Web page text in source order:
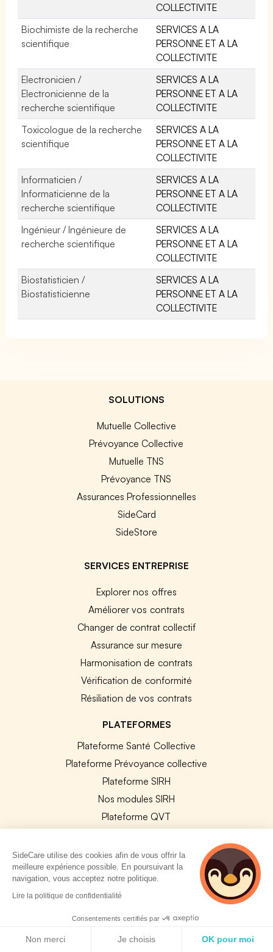
COLLECTIVITE
Biochimiste de la recherche
scientifique
SERVICES A LA
PERSONNE ET A LA
COLLECTIVITE
Electronicien /
Electronicienne de la
recherche scientifique
SERVICES A LA
PERSONNE ET A LA
COLLECTIVITE
Toxicologue de la recherche
scientifique
SERVICES A LA
PERSONNE ET A LA
COLLECTIVITE
Informaticien /
Informaticienne de la
recherche scientifique
SERVICES A LA
PERSONNE ET A LA
COLLECTIVITE
Ingénieur / Ingénieure de
recherche scientifique
SERVICES A LA
PERSONNE ET A LA
COLLECTIVITE
Biostatisticien /
Biostatisticienne
SERVICES A LA
PERSONNE ET A LA
COLLECTIVITE
SOLUTIONS
Mutuelle Collective
Prévoyance Collective
Mutuelle TNS
Prévoyance TNS
Assurances Professionnelles
SideCard
SideStore
SERVICES ENTREPRISE
Explorer nos offres
Améliorer vos contrats
Changer de contrat collectif
Assurance sur mesure
Harmonisation de contrats
Vérification de conformité
Résiliation de vos contrats
PLATEFORMES
Plateforme Santé Collective
Plateforme Prévoyance collective
Plateforme SIRH
Nos modules SIRH
Plateforme QVT
RESSOURCES RH
Notre Blog
SideCare utilise des cookies afin de vous offrir la
meilleure expérience possible. En poursuivant la
navigation, vous acceptez notre politique.
Lire la politique de confidentialité
Consentements certifiés par
Non merci Je choisis OK pour moi
4 personnes
consultent
actuellement cette